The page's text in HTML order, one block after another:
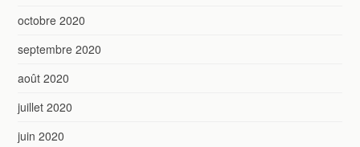
octobre 2020
septembre 2020
août 2020
juillet 2020
juin 2020